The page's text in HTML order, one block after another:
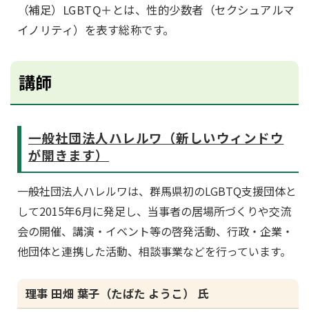
（補足）LGBTQ＋とは、性的少数者（セクシュアルマ
イノリティ）を表す総称です。
講師
一般社団法人ハレルワ（新しいウィンドウ
が開きます）
一般社団法人ハレルワは、群馬県初のLGBTQ支援団体と
して2015年6月に発足し、当事者の居場所づくりや交流
会の開催、講演・イベント等の啓発活動、行政・企業・
他団体と連携した活動、相談事業などを行っています。
理事 田畑 葉子（たばた ようこ） 氏